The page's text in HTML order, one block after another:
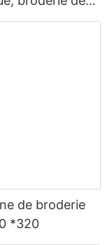
à
de broderie
*320